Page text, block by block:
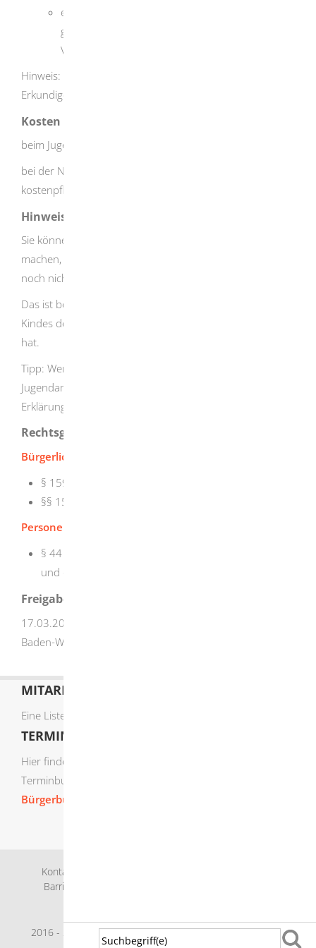
eventuell Nachweise über die Stellung als
gesetzliche Vertreterin oder gesetzlicher
Vertreter
Hinweis: Manchmal benötigen Sie weitere Unterlagen.
Erkundigen Sie sich bei der zuständigen Stelle.
Kosten
beim Jugendamt oder Standesamt: gebührenfrei
bei der Notarin oder beim Notar oder beim Amtsgericht:
kostenpflichtig
Hinweise
Sie können die Anerkennung der Vaterschaft rückgängig
machen, wenn diese ein Jahr nach der Beurkundung
noch nicht wirksam geworden ist.
Das ist beispielsweise der Fall, wenn die Mutter des
Kindes der Anerkennung ein Jahr lang nicht zugestimmt
hat.
Tipp: Wenn Sie die Vaterschaft beim zuständigen
Jugendamt anerkennen, können Sie gleichzeitig eine
Erklärung über das Sorgerecht abgeben.
Rechtsgrundlage
Bürgerliches Gesetzbuch (BGB):
§ 1592 Vaterschaft
§§ 1594 - 1598 Anerkennung der Vaterschaft
Personenstandsgesetz (PStG):
§ 44 Erklärungen zur Anerkennung der Vaterschaft
und der Mutterschaft
Freigabevermerk
17.03.2026 J
Baden-Württemberg
MITARBEITERLISTE
Eine Liste der Mitarbeiter von A-Z finden Sie
TERMIN ONLINE BUCHEN
Hier finden Sie die verfügbaren Sachgebiete zur Online-
Terminbuchung:
Bürgerbüro Termine online buchen
Kontakt
Barrierefreiheit
2016 - 2026 © Herbrechtingen |powered byKomm.ONE